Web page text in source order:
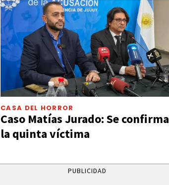
CASA DEL HORROR
Caso Matías Jurado: Se confirma
la quinta víctima
PUBLICIDAD